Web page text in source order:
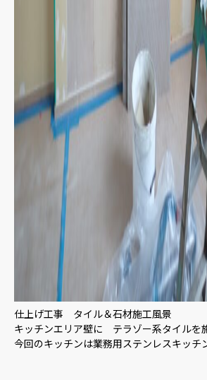
仕上げ工事 タイル＆石材施工風景
キッチンエリア壁に テラゾー系タイルを
今回のキッチンは業務用ステンレスキッチ